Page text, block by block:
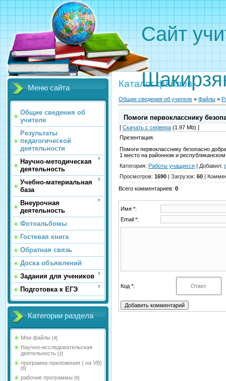
Сайт
Меню сайта
Общие сведения об
учителе
Результаты
педагогической
деятельности
Научно-методическая
деятельность
Учебно-материальная
база
Внеурочная
деятельность
Фотоальбомы
Гостевая книга
Обратная связь
Доска объявлений
Задания для учеников
Подготовка к ЕГЭ
Категории раздела
Мои файлы [4]
Научно-исследовательская
деятельность [2]
програмки-приложения ( на VB)
[6]
рабочие программы [6]
Каталог файлов
Общие сведения об учителе » Файлы »
Помоги первокласснику
[ Скачать с сервера (1.97 Mb) ]
Презентация.
Помоги первокласснику безопасно
1 место на районном и республиканском
Категория: Работы учащихся | Добавил:
Просмотров: 1690 | Загрузок: 60 |
Всего комментариев: 0
Имя *:
Email *:
Код *: